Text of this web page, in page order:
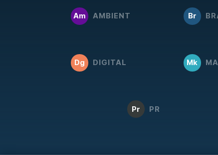
Am AMBIENT Br
Dg DIGITAL Mk
Pr PR